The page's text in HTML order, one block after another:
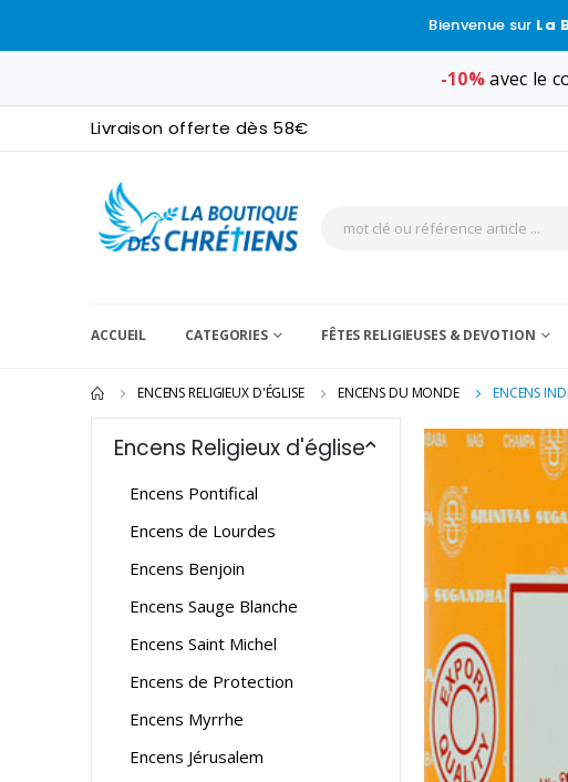
Bienvenue sur La
-10%avec le
Livraison offerte dès 58€
ACCUEIL CATEGORIES FÊTES RELIGIEUSES & DEVOTION
ENCENS RELIGIEUX D'ÉGLISE ENCENS DU MONDE ENCENS
Encens Religieux d'église
Encens Pontifical
Encens de Lourdes
Encens Benjoin
Encens Sauge Blanche
Encens Saint Michel
Encens de Protection
Encens Myrrhe
Encens Jérusalem